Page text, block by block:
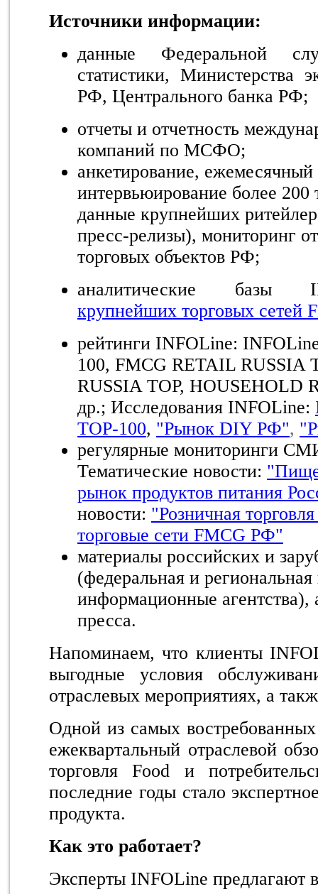
Источники информации:
данные Федеральной
статистики, Министерства
РФ, Центрального банка РФ;
отчеты и отчетность
компаний по МСФО;
анкетирование,
интервьюирование более 200
данные крупнейших
пресс-релизы), мониторинг
торговых объектов РФ;
аналитические базы
крупнейших торговых сетей
рейтинги INFOLine:
100, FMCG RETAIL RUSSIA
RUSSIA TOP, HOUSEHOLD
др.; Исследования INFOLine:
ТOP-100, "Рынок DIY РФ",
регулярные мониторинги
Тематические новости:
рынок продуктов питания
новости: "Розничная
торговые сети FMCG РФ"
материалы российских и
(федеральная и региональная
информационные агентства),
пресса.
Напоминаем, что клиенты
выгодные условия
отраслевых мероприятиях, а
Одной из самых
ежеквартальный отраслевой
торговля Food и
последние годы стало
продукта.
Как это работает?
Эксперты INFOLine предлагают